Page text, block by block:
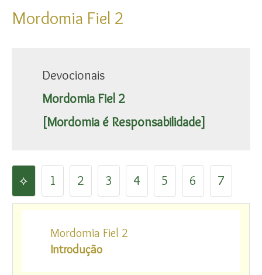
Mordomia Fiel 2
Devocionais
Mordomia Fiel 2
[Mordomia é Responsabilidade]
⟡ 1 2 3 4 5 6 7
Mordomia Fiel 2
Introdução